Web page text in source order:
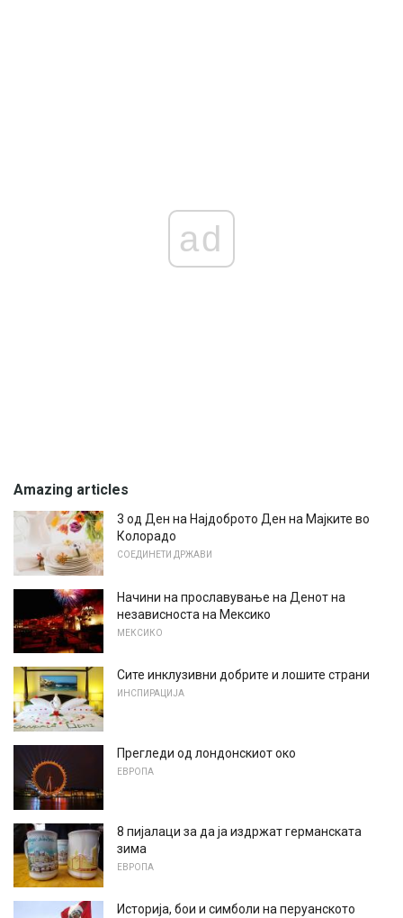
ad
Amazing articles
3 од Ден на Најдоброто Ден на Мајките во
Колорадо
СОЕДИНЕТИ ДРЖАВИ
Начини на прославување на Денот на
независноста на Мексико
МЕКСИКО
Сите инклузивни добрите и лошите страни
ИНСПИРАЦИЈА
Прегледи од лондонскиот око
ЕВРОПА
8 пијалаци за да ја издржат германската
зима
ЕВРОПА
Историја, бои и симболи на перуанското